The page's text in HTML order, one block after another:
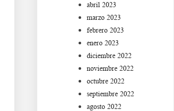
abril 2023
marzo 2023
febrero 2023
enero 2023
diciembre 2022
noviembre 2022
octubre 2022
septiembre 2022
agosto 2022